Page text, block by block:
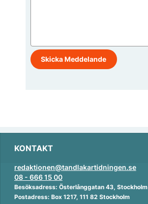
KONTAKT
redaktionen@tandlakartidningen.se
08 - 666 15 00
Besöksadress: Österlånggatan 43, Stockholm
Postadress: Box 1217, 111 82 Stockholm